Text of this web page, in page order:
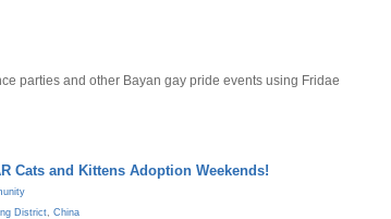
parties and other Bayan gay pride events using Fridae
Cats and Kittens Adoption Weekends!
District, China